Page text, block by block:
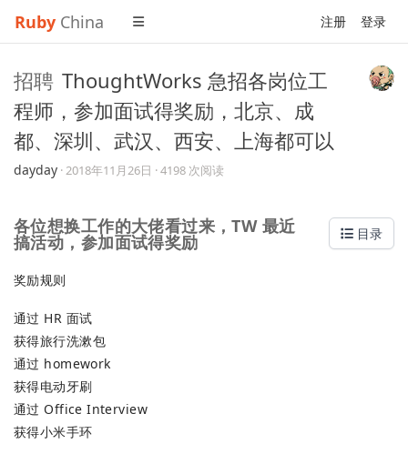
Ruby China 注册 登录
招聘 ThoughtWorks 急招各岗位工
程师，参加面试得奖励，北京、成
都、深圳、武汉、西安、上海都可以
dayday ·2018年11月26日 · 4198 次阅读
目录
各位想换工作的大佬看过来，TW 最近
搞活动，参加面试得奖励
奖励规则
通过 HR 面试
获得旅行洗漱包
通过 homework
获得电动牙刷
通过 Office Interview
获得小米手环